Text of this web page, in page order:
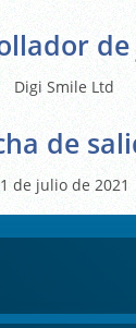
de
Digi Smile Ltd
de
1 de julio de 2021